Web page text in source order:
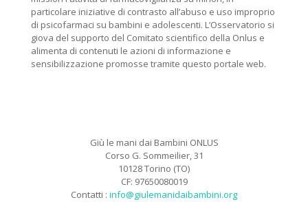
particolare iniziative di contrasto all’abuso e uso improprio
di psicofarmaci su bambini e adolescenti. L’Osservatorio si
giova del supporto del Comitato scientifico della Onlus e
alimenta di contenuti le azioni di informazione e
sensibilizzazione promosse tramite questo portale web.
Giù le mani dai Bambini ONLUS
Corso G. Sommeilier, 31
10128 Torino (TO)
CF: 97650080019
Contatti : info@giulemanidaibambini.org